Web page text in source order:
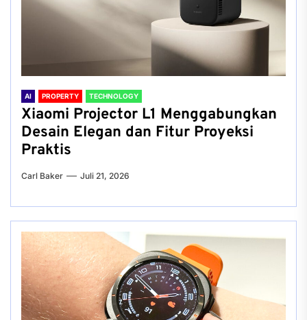
AI PROPERTY TECHNOLOGY
Xiaomi Projector L1 Menggabungkan
Desain Elegan dan Fitur Proyeksi
Praktis
Carl Baker Juli 21, 2026